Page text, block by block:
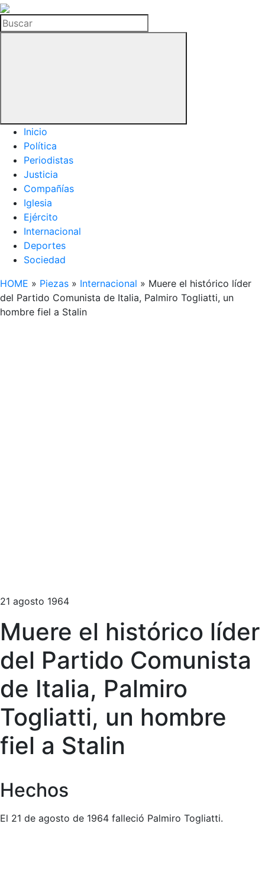
La
Hemeroteca
del
Buscar
Inicio
Política
Periodistas
Justicia
Compañías
Iglesia
Ejército
Internacional
Deportes
Sociedad
HOME » Piezas » Internacional » Muere el histórico líder
del Partido Comunista de Italia, Palmiro Togliatti, un
hombre fiel a Stalin
21 agosto 1964
Muere el histórico líder
del Partido Comunista
de Italia, Palmiro
Togliatti, un hombre
fiel a Stalin
Hechos
El 21 de agosto de 1964 falleció Palmiro Togliatti.